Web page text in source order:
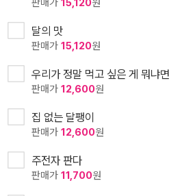
판매가 15,120원
달의 맛
판매가 15,120원
우리가 정말 먹고 싶은 게 뭐냐면
판매가 12,600원
집 없는 달팽이
판매가 12,600원
주전자 판다
판매가 11,700원